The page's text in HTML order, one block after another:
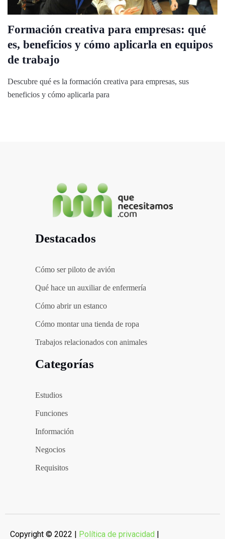
Formación creativa para empresas: qué
es, beneficios y cómo aplicarla en equipos
de trabajo
Descubre qué es la formación creativa para empresas, sus
beneficios y cómo aplicarla para
Destacados
Cómo ser piloto de avión
Qué hace un auxiliar de enfermería
Cómo abrir un estanco
Cómo montar una tienda de ropa
Trabajos relacionados con animales
Categorías
Estudios
Funciones
Información
Negocios
Requisitos
Copyright © 2022 | Política de privacidad